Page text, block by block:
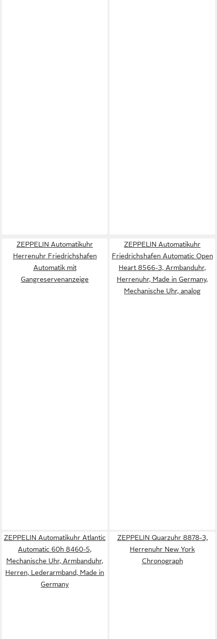
ZEPPELIN Automatikuhr
Herrenuhr Friedrichshafen
Automatik mit
Gangreservenanzeige
ZEPPELIN Automatikuhr
Friedrichshafen Automatic Open
Heart 8566-3, Armbanduhr,
Herrenuhr, Made in Germany,
Mechanische Uhr, analog
ZEPPELIN Automatikuhr Atlantic
Automatic 60h 8460-5,
Mechanische Uhr, Armbanduhr,
Herren, Lederarmband, Made in
Germany
ZEPPELIN Quarzuhr 8878-3,
Herrenuhr New York
Chronograph